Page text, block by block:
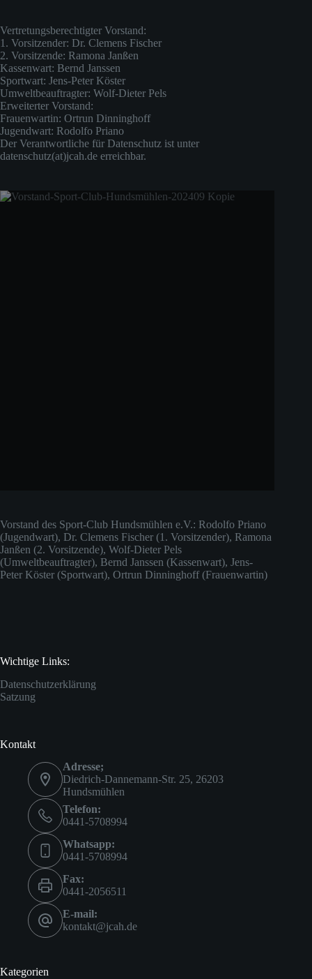
Vertretungsberechtigter Vorstand:
1. Vorsitzender: Dr. Clemens Fischer
2. Vorsitzende: Ramona Janßen
Kassenwart: Bernd Janssen
Sportwart: Jens-Peter Köster
Umweltbeauftragter: Wolf-Dieter Pels
Erweiterter Vorstand:
Frauenwartin: Ortrun Dinninghoff
Jugendwart: Rodolfo Priano
Der Verantwortliche für Datenschutz ist unter
datenschutz(at)jcah.de erreichbar.
Vorstand des Sport-Club Hundsmühlen e.V.: Rodolfo Priano
(Jugendwart), Dr. Clemens Fischer (1. Vorsitzender), Ramona
Janßen (2. Vorsitzende), Wolf-Dieter Pels
(Umweltbeauftragter), Bernd Janssen (Kassenwart), Jens-
Peter Köster (Sportwart), Ortrun Dinninghoff (Frauenwartin)
Wichtige Links:
Datenschutzerklärung
Satzung
Kontakt
Adresse;
Diedrich-Dannemann-Str. 25, 26203
Hundsmühlen
Telefon:
0441-5708994
Whatsapp:
0441-5708994
Fax:
0441-2056511
E-mail:
kontakt@jcah.de
Kategorien